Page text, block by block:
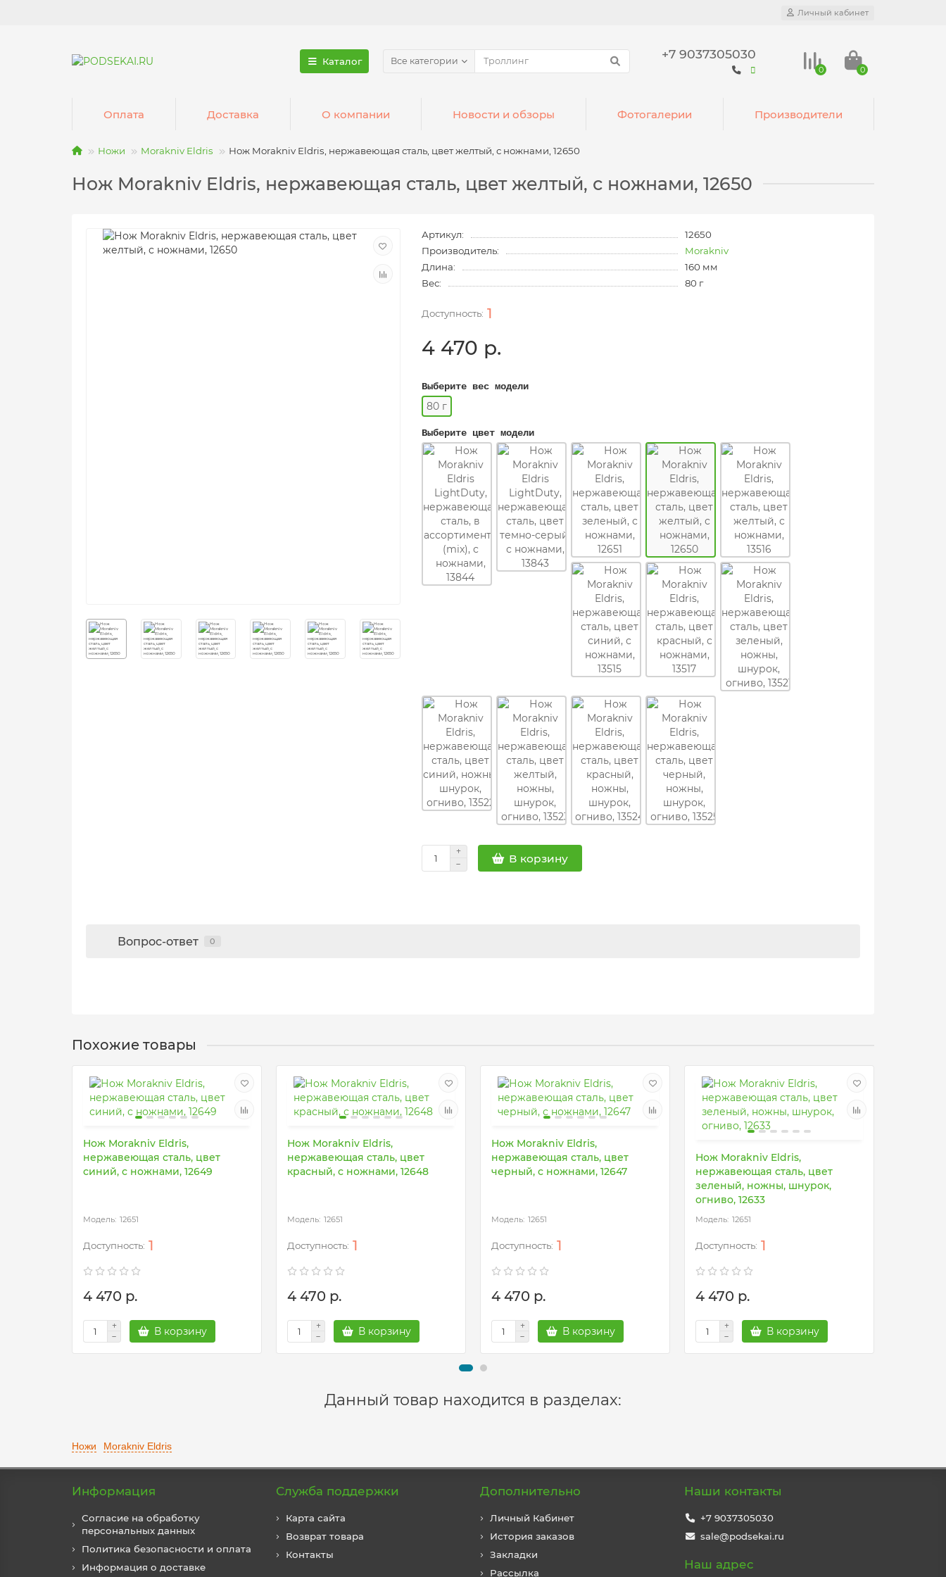
Личный кабинет
Каталог Все категории +7 9037305030
0 0
Оплата Доставка О компании Новости и обзоры Фотогалерии Производители
Ножи Morakniv Eldris Нож Morakniv Eldris, нержавеющая сталь, цвет желтый, с ножнами, 12650
Нож Morakniv Eldris, нержавеющая сталь, цвет желтый, с ножнами, 12650
Артикул:
12650
Производитель:
Morakniv
Длина:
160 мм
Вес:
80 г
1
4 470 р.
Выберите вес модели
80 г
Выберите цвет модели
В корзину
Вопрос-ответ 0
Похожие товары
Нож Morakniv Eldris,
нержавеющая сталь, цвет
синий, с ножнами, 12649
12651
1
4 470 р.
В корзину
Нож Morakniv Eldris,
нержавеющая сталь, цвет
красный, с ножнами, 12648
12651
1
4 470 р.
В корзину
Нож Morakniv Eldris,
нержавеющая сталь, цвет
черный, с ножнами, 12647
12651
1
4 470 р.
В корзину
Нож Morakniv Eldris,
нержавеющая сталь, цвет
зеленый, ножны, шнурок,
огниво, 12633
12651
1
4 470 р.
В корзину
Данный товар находится в разделах:
Ножи Morakniv Eldris
Информация
Согласие на обработку
персональных данных
Политика безопасности и оплата
Информация о доставке
Служба поддержки
Карта сайта
Возврат товара
Контакты
Дополнительно
Личный Кабинет
История заказов
Закладки
Рассылка
Наши контакты
+7 9037305030
sale@podsekai.ru
Наш адрес